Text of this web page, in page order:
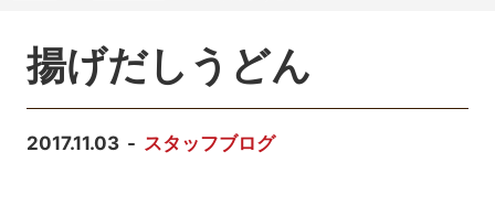
揚げだしうどん
2017.11.03 スタッフブログ